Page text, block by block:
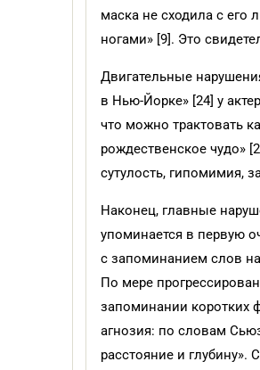
маска не сходила с его
ногами» [9]. Это
Двигательные
в Нью-Йорке» [24] у
что можно трактовать
рождественское чудо»
сутулость, гипомимия,
Наконец, главные
упоминается в первую
с запоминанием слов
По мере
запоминании коротких
агнозия: по словам
расстояние и глубину».